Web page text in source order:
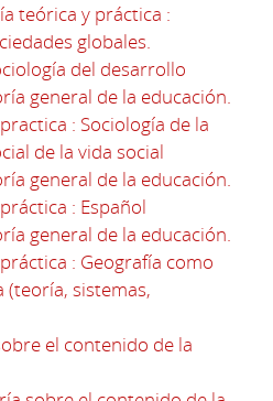
teórica y práctica :
globales.
del desarrollo
general de la educación.
: Sociología de la
de la vida social
general de la educación.
: Español
general de la educación.
: Geografía como
(teoría, sistemas,
el contenido de la